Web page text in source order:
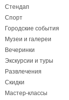
Стендап
Спорт
Городские события
Музеи и галереи
Вечеринки
Экскурсии и туры
Развлечения
Скидки
Мастер-классы